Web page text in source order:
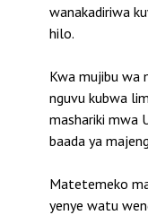
wanakadiriwa
hilo.
Kwa mujibu wa
nguvu kubwa
mashariki mwa
baada ya
Matetemeko
yenye watu